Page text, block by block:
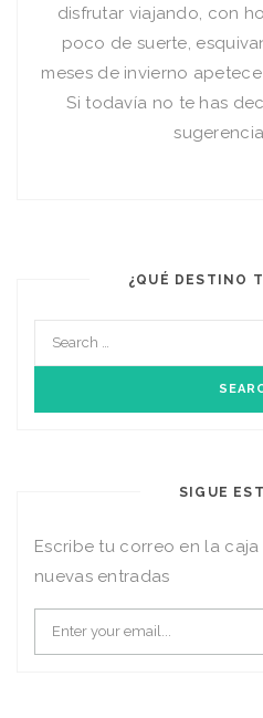
disfrutar viajando, con
poco de suerte,
meses de invierno
Si todavía no te has
¿QUÉ DESTINO
SIGUE
Escribe tu correo en la
nuevas entradas